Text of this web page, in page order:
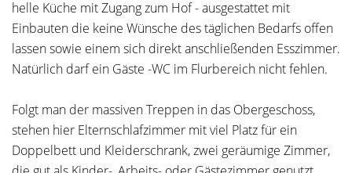
helle Küche mit Zugang zum Hof - ausgestattet mit
Einbauten die keine Wünsche des täglichen Bedarfs offen
lassen sowie einem sich direkt anschließenden Esszimmer.
Natürlich darf ein Gäste -WC im Flurbereich nicht fehlen.
Folgt man der massiven Treppen in das Obergeschoss,
stehen hier Elternschlafzimmer mit viel Platz für ein
Doppelbett und Kleiderschrank, zwei geräumige Zimmer,